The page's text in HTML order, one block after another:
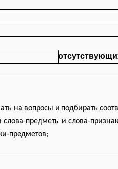
на вопросы и подбирать
слова-предметы и слова-
предметов;